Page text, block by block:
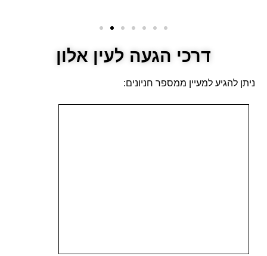
דרכי הגעה לעין אלון
ניתן להגיע למעיין ממספר חניונים: